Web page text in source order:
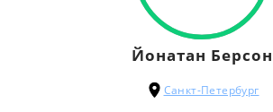
Йонатан Берсон
Санкт-Петербург